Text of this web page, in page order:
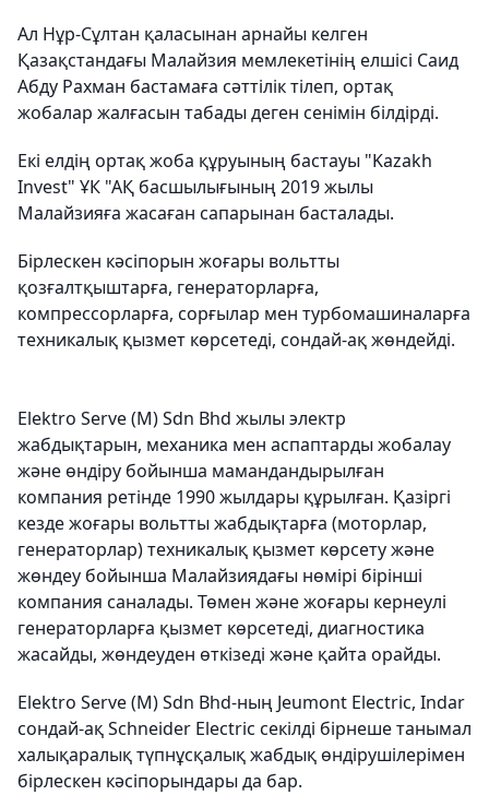
Ал Нұр-Сұлтан қаласынан арнайы келген
Қазақстандағы Малайзия мемлекетінің елшісі Саид
Абду Рахман бастамаға сәттілік тілеп, ортақ
жобалар жалғасын табады деген сенімін білдірді.
Екі елдің ортақ жоба құруының бастауы "Kazakh
Invest" ҰК "АҚ басшылығының 2019 жылы
Малайзияға жасаған сапарынан басталады.
Бірлескен кәсіпорын жоғары вольтты
қозғалтқыштарға, генераторларға,
компрессорларға, сорғылар мен турбомашиналарға
техникалық қызмет көрсетеді, сондай-ақ жөндейді.
Elektro Serve (M) Sdn Bhd жылы электр
жабдықтарын, механика мен аспаптарды жобалау
және өндіру бойынша мамандандырылған
компания ретінде 1990 жылдары құрылған. Қазіргі
кезде жоғары вольтты жабдықтарға (моторлар,
генераторлар) техникалық қызмет көрсету және
жөндеу бойынша Малайзиядағы нөмірі бірінші
компания саналады. Төмен және жоғары кернеулі
генераторларға қызмет көрсетеді, диагностика
жасайды, жөндеуден өткізеді және қайта орайды.
Elektro Serve (M) Sdn Bhd-ның Jeumont Electric, Indar
сондай-ақ Schneider Electric секілді бірнеше танымал
халықаралық түпнұсқалық жабдық өндірушілерімен
бірлескен кәсіпорындары да бар.